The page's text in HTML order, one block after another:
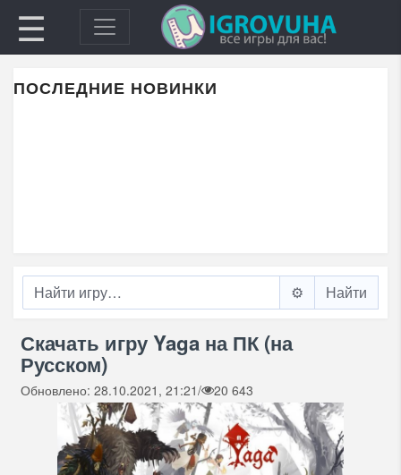
☰
ПОСЛЕДНИЕ НОВИНКИ
⚙️
Скачать игру Yaga на ПК (на
Русском)
Обновлено: 28.10.2021, 21:21/ 20 643